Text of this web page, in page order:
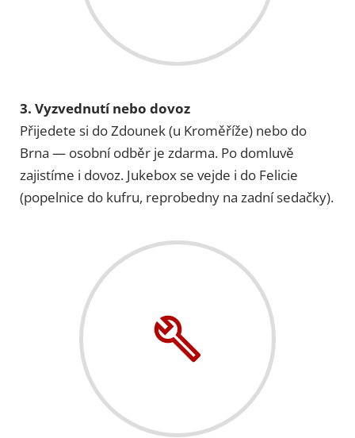
3. Vyzvednutí nebo dovoz
Přijedete si do Zdounek (u Kroměříže) nebo do
Brna — osobní odběr je zdarma. Po domluvě
zajistíme i dovoz. Jukebox se vejde i do Felicie
(popelnice do kufru, reprobedny na zadní sedačky).